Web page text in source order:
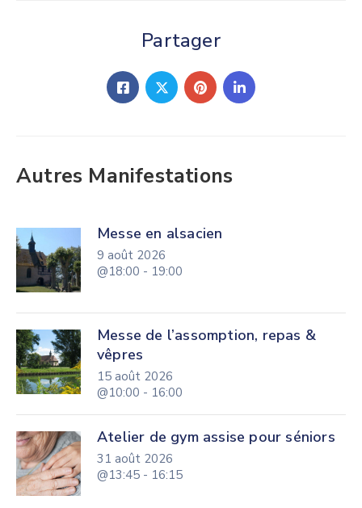
Partager
Autres Manifestations
Messe en alsacien
9 août 2026
@18:00 - 19:00
Messe de l’assomption, repas &
vêpres
15 août 2026
@10:00 - 16:00
Atelier de gym assise pour séniors
31 août 2026
@13:45 - 16:15